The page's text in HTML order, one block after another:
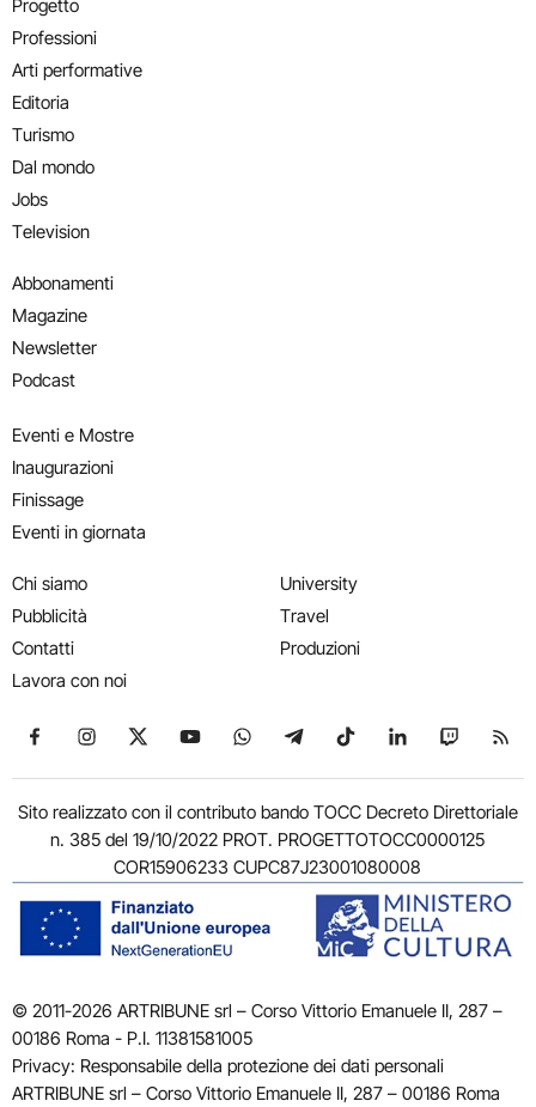
Progetto
Professioni
Arti performative
Editoria
Turismo
Dal mondo
Jobs
Television
Abbonamenti
Magazine
Newsletter
Podcast
Eventi e Mostre
Inaugurazioni
Finissage
Eventi in giornata
Chi siamo
Pubblicità
Contatti
Lavora con noi
University
Travel
Produzioni
Seguici su Facebook
Seguici su Instagram
Seguici su X
Seguici su YouTube
Seguici su WhatsApp
Seguici su Telegram
Seguici su TikTok
Seguici su
Seguici
Sito realizzato con il contributo bando TOCC Decreto Direttoriale
n. 385 del 19/10/2022 PROT. PROGETTOTOCC0000125
COR15906233 CUPC87J23001080008
© 2011-2026 ARTRIBUNE srl – Corso Vittorio Emanuele II, 287 –
00186 Roma - P.I. 11381581005
Privacy: Responsabile della protezione dei dati personali
ARTRIBUNE srl – Corso Vittorio Emanuele II, 287 – 00186 Roma